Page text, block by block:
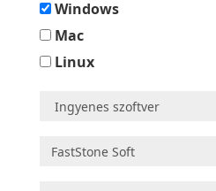
Windows
Mac
Linux